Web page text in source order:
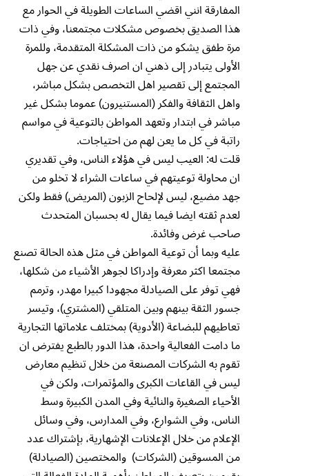
المفارقة انني اقضي الساعات الطويلة في الحوار مع
هذا الصديق بخصوص مشكلات مجتمعنا، وفي ذات
مرة طفق يشكو من ذات المشكلة المتقدمة، وللمرة
الأولى يتبادر إلى ذهني ان اصرف نقدي عن جهل
المجتمع إلى تقصير اهل التخصص بشكل مباشر،
واهل الثقافة والفكر (المستنيرون) عموما بشكل غير
مباشر في ابتدار وتعهد المواطن بالتوعية في مواسم
راتبة في كل ما يعن لهم من احتياجات.
قلت له: العيب ليس في هؤلاء الناس، وفي تقديري
ان محاولة توعيتهم في ساعات الشراء لا تخلو من
جهد مضيع، ليس لإلحاح الزبون (المريض) فقط ولكن
لعدم ثقته ايضا فيما يقال له بحسبان المتحدث
صاحب غرض وفائدة.
عليه وبما أن توعية المواطن في مثل هذه الحالة تصنع
مجتمعا اكثر معرفة وإدراكا لجوهر الأشياء من شكلها،
فهي توفر على الصيادلة مجهودا كبيرا مهدر، وترمم
جسور الثقة بينهم وبين المتلقي (المشتري)، وتيسر
تعاطيهم للبضاعة (الأدوية) بمختلف علاماتها التجارية
ما دامت الفعالية واحدة، هذا الدور بالطبع يفترض ان
تقوم به الشركات المصنعة من خلال تنظيم معارض
ليس في القاعات الكبرى والمؤتمرات، ولكن في
الأحياء الصغيرة والنائية وفي المدن الكبيرة وسط
الناس، وفي الشوارع، وفي المدارس، وفي وسائل
الإعلام من خلال الإعلانات الإشهارية، بإشتراك عدد
من المسوقين (الشركات) والمختصين (الصيادلة)